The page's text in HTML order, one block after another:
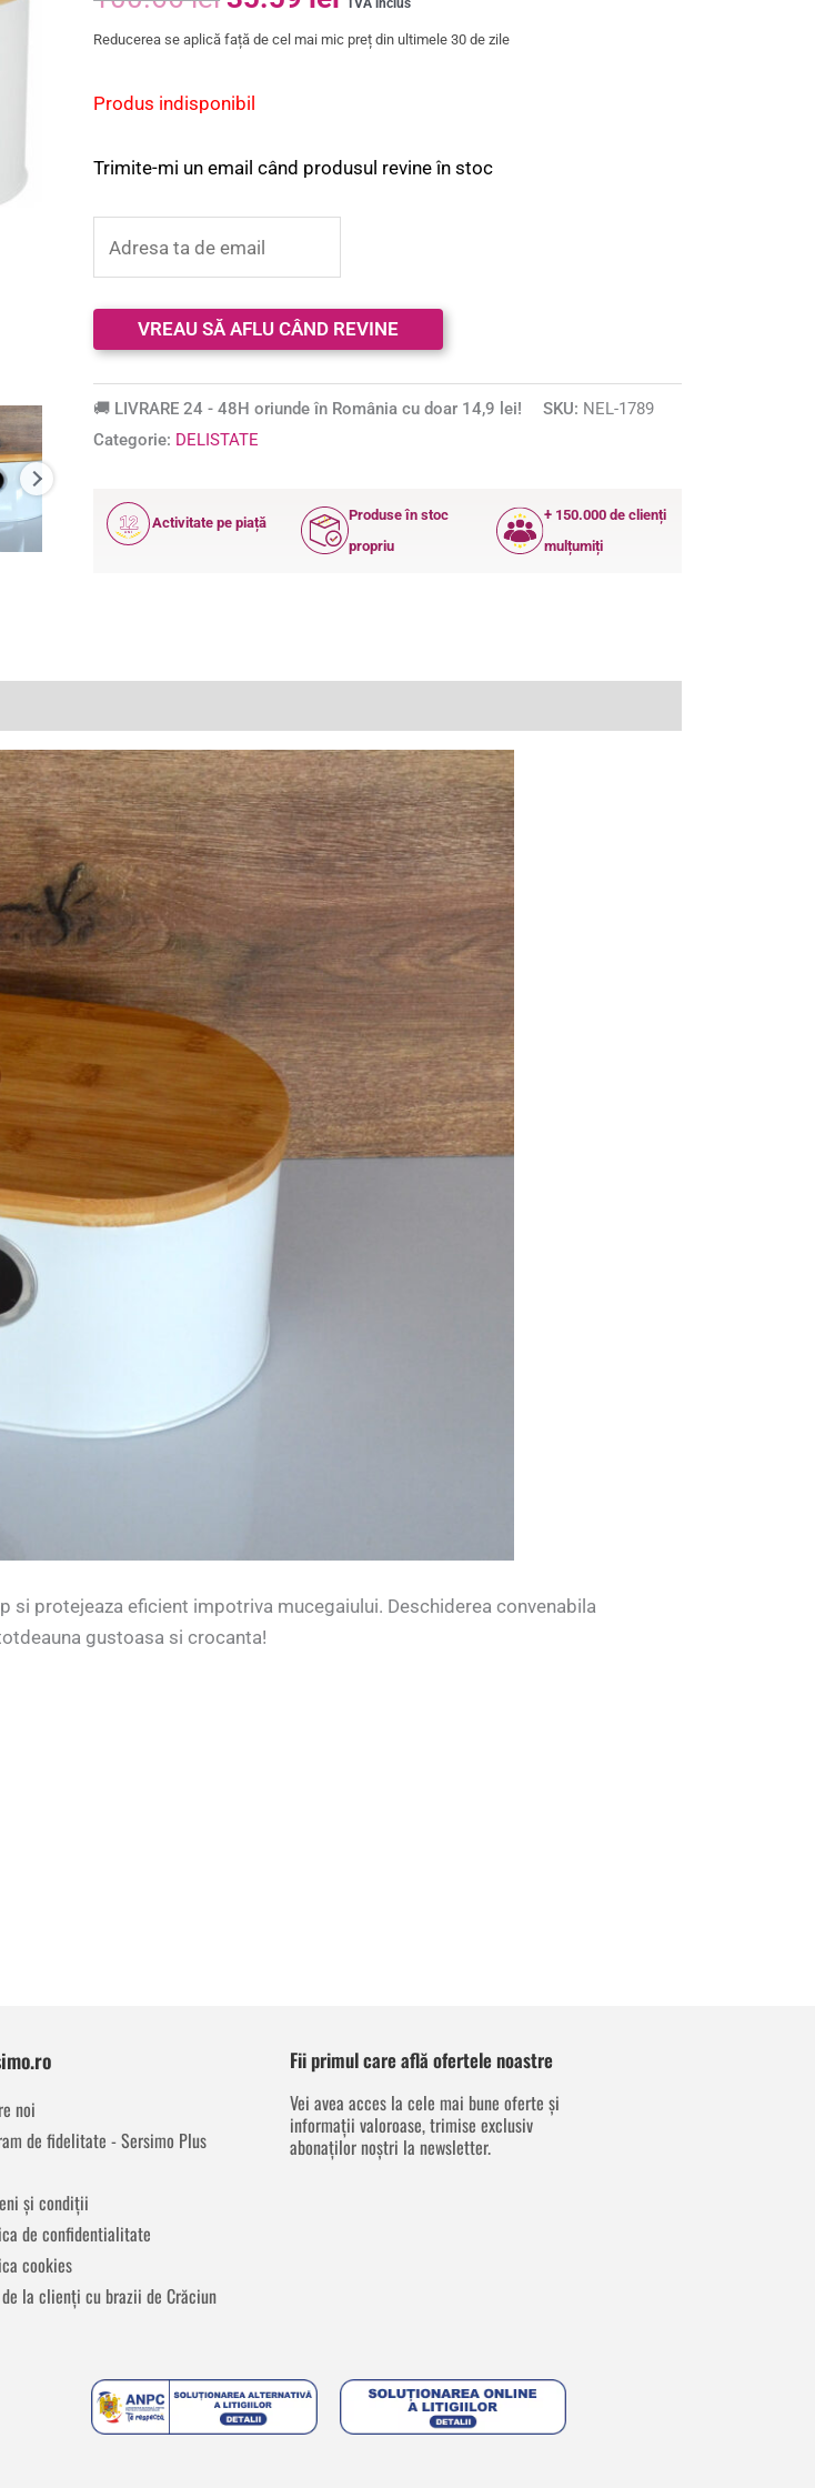
singure
Reducerea se aplică față de cel mai mic preț din ultimele 30 de zile
Produs indisponibil
Trimite-mi un email când produsul revine în stoc
🚚 LIVRARE 24 - 48H oriunde în România cu doar 14,9 lei! SKU: NEL-1789
Categorie: DELISTATE
12
ANI
Activitate pe piață
Produse în stoc
propriu
+ 150.000 de clienți
mulțumiți
protejeaza eficient impotriva mucegaiului. Deschiderea convenabila
gustoasa si crocanta!
noi
de fidelitate - Sersimo Plus
și condiții
de confidentialitate
cookies
de la clienți cu brazii de Crăciun
Fii primul care află ofertele noastre
Vei avea acces la cele mai bune oferte și
informații valoroase, trimise exclusiv
abonaților noștri la newsletter.